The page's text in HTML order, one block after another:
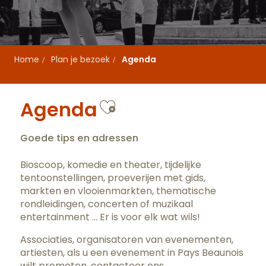
Home Plan je bezoek Agenda
AgendaAjouter aux
Goede tips en adressen
Bioscoop, komedie en theater, tijdelijke
tentoonstellingen, proeverijen met gids,
markten en vlooienmarkten, thematische
rondleidingen, concerten of muzikaal
entertainment … Er is voor elk wat wils!
Associaties, organisatoren van evenementen,
artiesten, als u een evenement in Pays Beaunois